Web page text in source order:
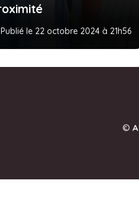
Publié le 22 octobre 2024 à 21h56
©